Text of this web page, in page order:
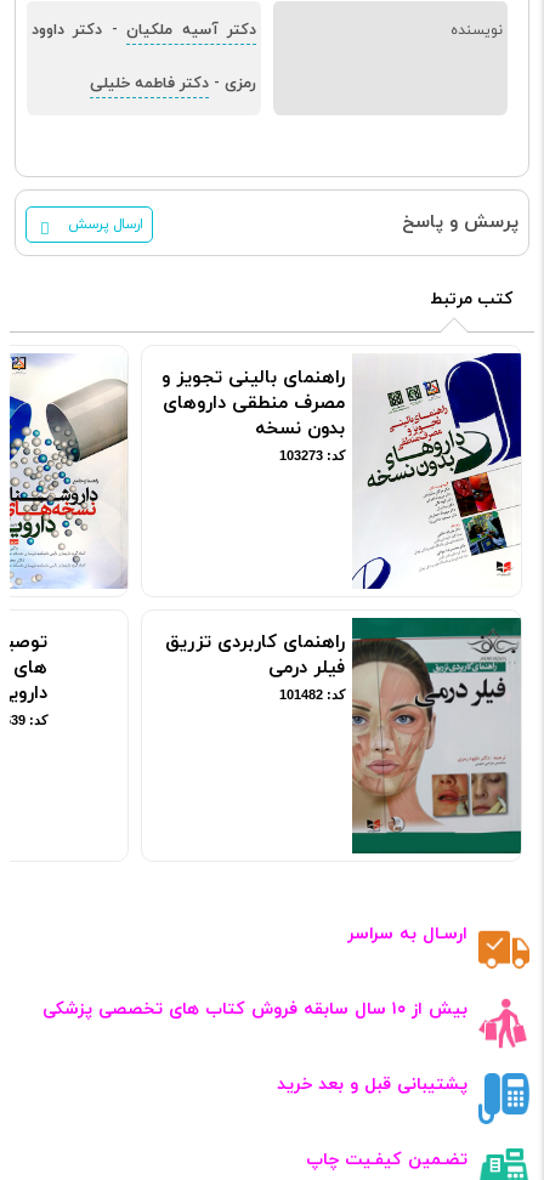
نویسنده دکتر آسیه ملکیان- دکتر داوود
رمزی - دکتر فاطمه خلیلی
پرسش و پاسخ ارسال پرسش
کتب مرتبط
راهنمای بالینی تجویز و
مصرف منطقی داروهای
بدون نسخه
کد: 103273
راهنمای کاربردی تزریق
فیلر درمی
کد: 101482
ارسـال به سراسر
بیش از ۱۰ سال سابقه فروش کتاب‌ های تخصصی پزشکی
پشتیبانی قبل و بعد خرید
تضـمین کیفـیت چاپ